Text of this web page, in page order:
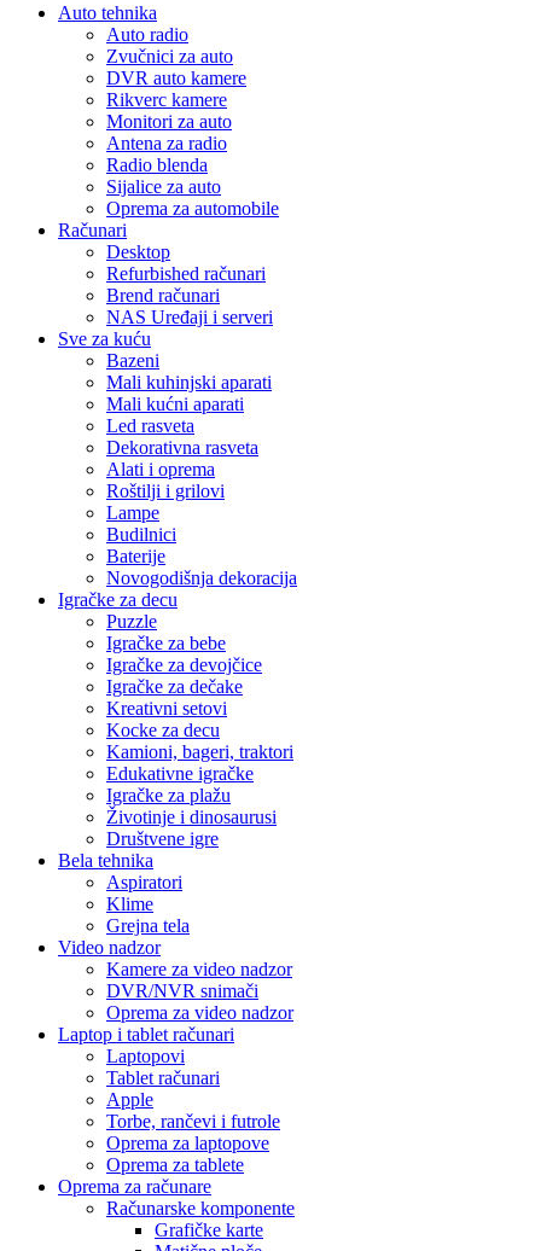
Auto tehnika
Auto radio
Zvučnici za auto
DVR auto kamere
Rikverc kamere
Monitori za auto
Antena za radio
Radio blenda
Sijalice za auto
Oprema za automobile
Računari
Desktop
Refurbished računari
Brend računari
NAS Uređaji i serveri
Sve za kuću
Bazeni
Mali kuhinjski aparati
Mali kućni aparati
Led rasveta
Dekorativna rasveta
Alati i oprema
Roštilji i grilovi
Lampe
Budilnici
Baterije
Novogodišnja dekoracija
Igračke za decu
Puzzle
Igračke za bebe
Igračke za devojčice
Igračke za dečake
Kreativni setovi
Kocke za decu
Kamioni, bageri, traktori
Edukativne igračke
Igračke za plažu
Životinje i dinosaurusi
Društvene igre
Bela tehnika
Aspiratori
Klime
Grejna tela
Video nadzor
Kamere za video nadzor
DVR/NVR snimači
Oprema za video nadzor
Laptop i tablet računari
Laptopovi
Tablet računari
Apple
Torbe, rančevi i futrole
Oprema za laptopove
Oprema za tablete
Oprema za računare
Računarske komponente
Grafičke karte